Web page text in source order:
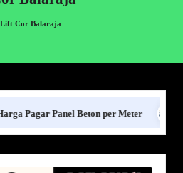
Lift Cor Balaraja
Pagar Panel Beton per Meter